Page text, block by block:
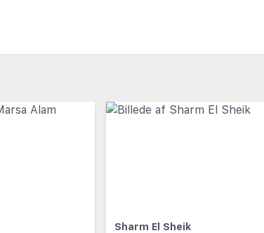
Sharm El Sheik